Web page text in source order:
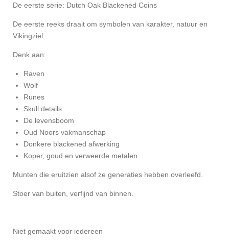
De eerste serie: Dutch Oak Blackened Coins
De eerste reeks draait om symbolen van karakter, natuur en
Vikingziel.
Denk aan:
Raven
Wolf
Runes
Skull details
De levensboom
Oud Noors vakmanschap
Donkere blackened afwerking
Koper, goud en verweerde metalen
Munten die eruitzien alsof ze generaties hebben overleefd.
Stoer van buiten, verfijnd van binnen.
Niet gemaakt voor iedereen